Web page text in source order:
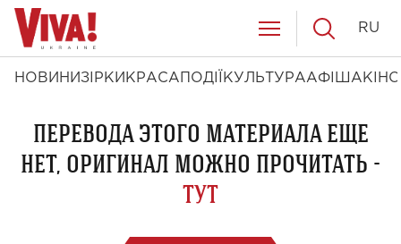
НОВИНИ ЗІРКИ КРАСА ПОДІЇ КУЛЬТУРААФІША КІНО
RU
ПЕРЕВОДА ЭТОГО МАТЕРИАЛА ЕЩЕ
НЕТ, ОРИГИНАЛ МОЖНО ПРОЧИТАТЬ -
ТУТ